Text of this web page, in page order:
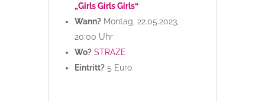
„Girls Girls Girls“
Wann?Montag, 22.05.2023,
20:00 Uhr
Wo? STRAZE
Eintritt?5 Euro